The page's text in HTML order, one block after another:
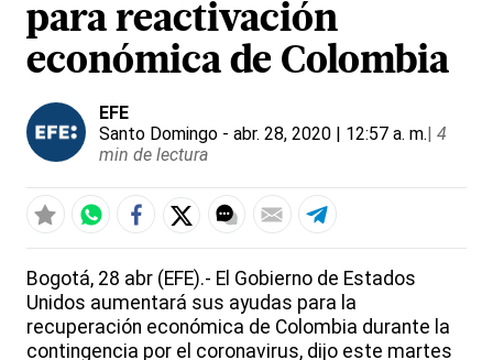
para reactivación
económica de Colombia
EFE
Santo Domingo - abr. 28, 2020 | 12:57 a. m.| 4
min de lectura
Bogotá, 28 abr (EFE).- El Gobierno de Estados
Unidos aumentará sus ayudas para la
recuperación económica de Colombia durante la
contingencia por el coronavirus, dijo este martes